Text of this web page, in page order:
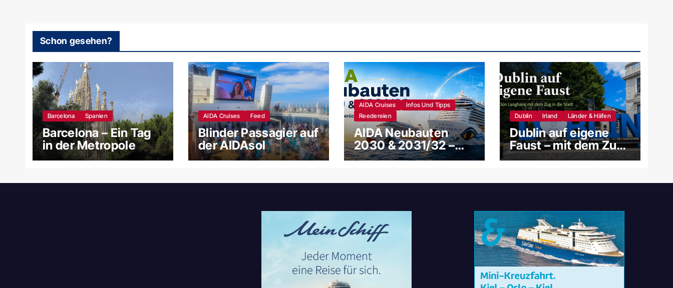
Schon gesehen?
Barcelona Spanien
Barcelona – Ein Tag
in der Metropole
AIDA Cruises Feed
Blinder Passagier auf
der AIDAsol
AIDA Cruises
Infos Und Tipps
Reedereien
AIDA Neubauten
2030 & 2031/32 –
Gruppe für News und
Dublin Irland Länder & Häfen
Dublin auf eigene
Faust – mit dem Zug
ab Dún Laoghaire